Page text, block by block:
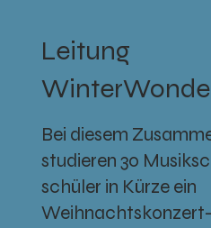
Leitung
Bei diesem
studieren 30
schüler in Kürze ein